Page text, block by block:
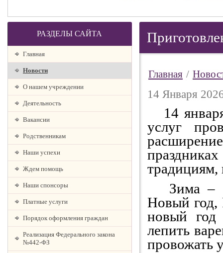
РАЗДЕЛЫ САЙТА
Главная
Новости
О нашем учреждении
Деятельность
Вакансии
Родственникам
Наши успехи
Ждем помощь
Наши спонсоры
Платные услуги
Порядок оформления граждан
Реализация Федерального закона
№442-ФЗ
Главная /
14 Января
14
услуг
традициям,
Зима –
Новый год,
новый год
лепить
провожать